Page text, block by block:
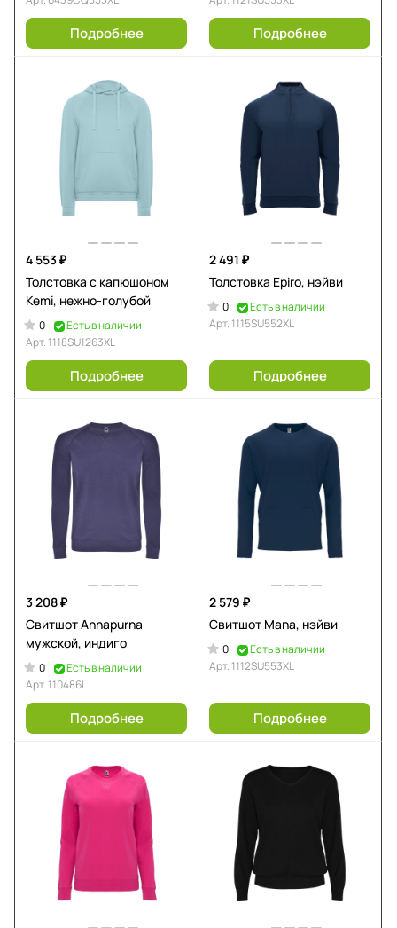
Подробнее Подробнее
4 553 ₽
Толстовка с капюшоном
Kemi, нежно-голубой
0
Есть в наличии
Арт. 1118SU1263XL
Подробнее
2 491 ₽
Толстовка Epiro, нэйви
0
Есть в наличии
Арт. 1115SU552XL
Подробнее
3 208 ₽
Свитшот Annapurna
мужской, индиго
0
Есть в наличии
Арт. 110486L
Подробнее
2 579 ₽
Свитшот Mana, нэйви
0
Есть в наличии
Арт. 1112SU553XL
Подробнее